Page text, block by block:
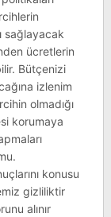
sağlayacak
ücretlerin
Bütçenizi
izlenim
olmadığı
korumaya
konusu
gizliliktir
alınır